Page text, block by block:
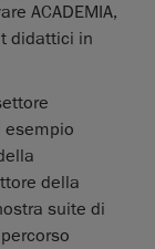
ACADEMIA,
didattici in
esempio
della
suite di